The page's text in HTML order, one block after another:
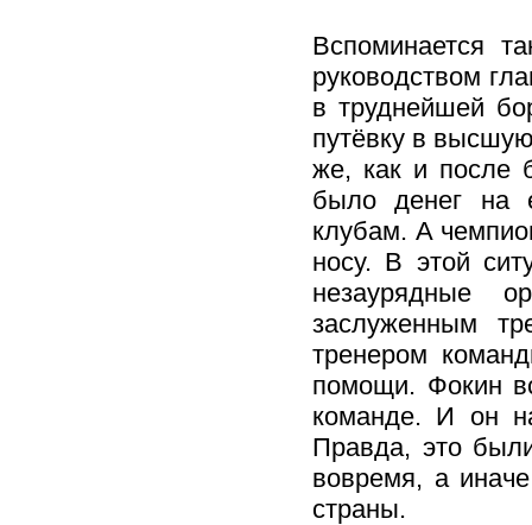
Вспоминается
руководством
в труднейшей
путёвку в
же, как и после
было денег на
клубам. А
носу. В этой
незаурядные
заслуженным
тренером
помощи. Фокин
команде. И он
Правда, это
вовремя, а
страны.